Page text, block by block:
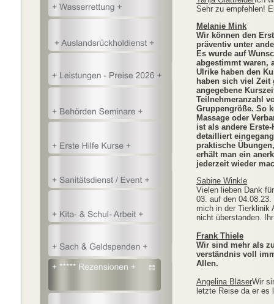
Sehr zu
Melanie Mink
Wir können den
präventiv unter
Es wurde auf
abgestimmt waren,
Ulrike haben den
haben sich viel Zeit
angegebene
Teilnehmeranzahl
Gruppengröße. So
Massage oder
ist als andere
detailliert
praktische
erhält man ein
jederzeit wieder
Sabine Winkle
Vielen lieben Dank
03. auf den
mich in der Tierklinik
nicht überstanden.
Frank Thiele
Wir sind mehr als
verständnis voll
Allen.
Angelina BläserWir
letzte Reise da er es